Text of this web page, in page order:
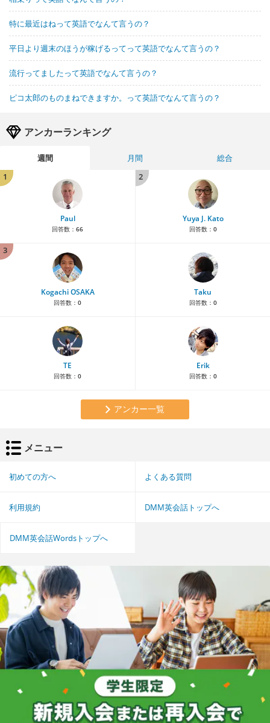
特に最近はねって英語でなんて言うの？
平日より週末のほうが稼げるってって英語でなんて言うの？
流行ってましたって英語でなんて言うの？
ピコ太郎のものまねできますか。って英語でなんて言うの？
アンカーランキング
週間 月間
総合
1
Paul
回答数： 66
2
Yuya J. Kato
回答数： 0
3
Kogachi OSAKA
回答数： 0
Taku
回答数： 0
TE
回答数： 0
Erik
回答数： 0
アンカー一覧
メニュー
初めての方へ よくある質問
利用規約 DMM英会話トップへ
DMM英会話Wordsトップへ